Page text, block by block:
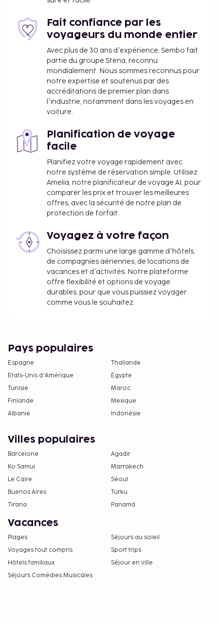
Fait confiance par les
voyageurs du monde entier
Avec plus de 30 ans d'expérience, Sembo fait
partie du groupe Stena, reconnu
mondialement. Nous sommes reconnus pour
notre expertise et soutenus par des
accréditations de premier plan dans
l'industrie, notamment dans les voyages en
voiture.
Planification de voyage
facile
Planifiez votre voyage rapidement avec
notre système de réservation simple. Utilisez
Amelia, notre planificateur de voyage AI, pour
comparer les prix et trouver les meilleures
offres, avec la sécurité de notre plan de
protection de forfait.
Voyagez à votre façon
Choisissez parmi une large gamme d'hôtels,
de compagnies aériennes, de locations de
vacances et d'activités. Notre plateforme
offre flexibilité et options de voyage
durables, pour que vous puissiez voyager
comme vous le souhaitez.
Pays populaires
Espagne
Thaïlande
États-Unis d'Amérique
Égypte
Tunisie
Maroc
Finlande
Mexique
Albanie
Indonésie
Villes populaires
Barcelone
Agadir
Ko Samui
Marrakech
Le Caire
Séoul
Buenos Aires
Turku
Tirana
Panamá
Vacances
Plages
Séjours au soleil
Voyages tout compris
Sport trips
Hôtels familiaux
Séjour en ville
Séjours Comédies Musicales